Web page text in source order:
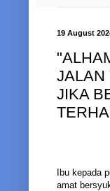
19 August
JALAN
JIKA
Ibu kepada
amat